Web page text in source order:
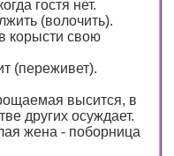
гостя нет.
(волочить).
корысти свою
(переживет).
высится, в
других осуждает.
жена - поборница